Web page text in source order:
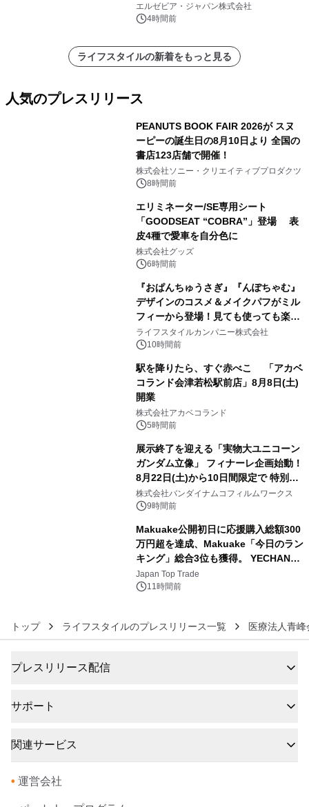
エルゼビア・ジャパン株式会社
4時間前
ライフスタイルの新着をもっと見る
人気のプレスリリース
PEANUTS BOOK FAIR 2026が スヌ
ーピーの誕生日の8月10日より 全国の
書店123店舗で開催！
株式会社ソニー・クリエイティブプロダクツ
8時間前
エリミネーター/SE専用シート
「GOODSEAT “COBRA”」登場 表
皮4種で愛車を自分色に
株式会社グッズ
6時間前
『おぱんちゅうさぎ』『んぽちゃむ』
デザインのコスメ＆メイクパフがミル
フィーから登場！見ても使っても楽し
い、ポップでキュートなコレクショ
ン。
ライフスタイルカンパニー株式会社
10時間前
駅を降りたら、すぐ赤べこ 「アカベ
コランド会津若松駅前店」8月8日(土)
開業
株式会社アカベコランド
5時間前
展示終了を迎える「実物大ユニコーン
ガンダム立像」 フィナーレ企画始動！
8月22日(土)から10日間限定で 特別映
像『UNICORN GUNDAM Statue ―
BEYOND POSSIBILITY ―』を上映！
株式会社バンダイナムコフィルムワークス
9時間前
Makuake公開初日に応援購入総額300
万円超を達成、Makuake「今日のラン
キング」総合3位も獲得。 YECHAN音
浴シンギングボウル第2弾の大型サイ
ズ（XL・2XL・3XL）を先行販売中
Japan Top Trade
11時間前
トップ ライフスタイルのプレスリリース一覧 医療法人青
プレスリリース配信
サポート
関連サービス
• 運営会社